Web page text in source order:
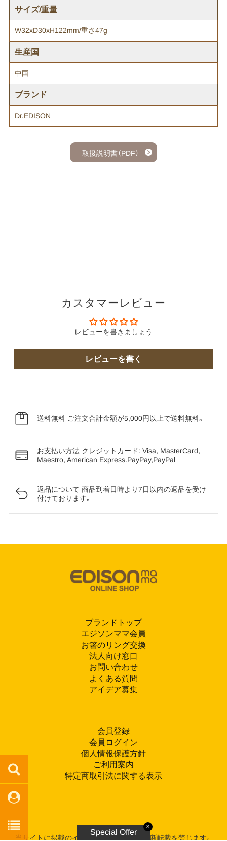
サイズ/重量
W32xD30xH122mm/重さ47g
生産国
中国
ブランド
Dr.EDISON
取扱説明書（PDF）
カスタマーレビュー
レビューを書きましょう
レビューを書く
送料無料 ご注文合計金額が5,000円以上で送料無料。
お支払い方法 クレジットカード: Visa, MasterCard,
Maestro, American Express.PayPay,PayPal
返品について 商品到着日時より7日以内の返品を受け
付けております。
ブランドトップ
エジソンママ会員
お箸のリング交換
法人向け窓口
お問い合わせ
よくある質問
アイデア募集
会員登録
会員ログイン
個人情報保護方針
ご利用案内
特定商取引法に関する表示
当サイトに掲載のイラスト・写真・文章の無断転載を禁じます。
✕
Special Offer